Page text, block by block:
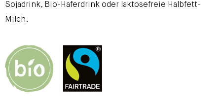
Sojadrink, Bio-Haferdrink oder laktosefreie Halbfett-
Milch.